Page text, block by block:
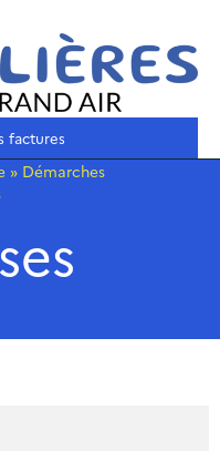
factures
» Démarches